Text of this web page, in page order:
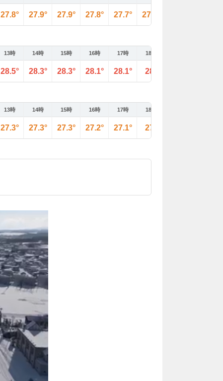
27.8° 27.9° 27.9° 27.8° 27.7° 27.7°
13時
28.5°
14時
28.3°
15時
28.3°
16時
28.1°
17時
28.1°
18時
28°
13時
27.3°
14時
27.3°
15時
27.3°
16時
27.2°
17時
27.1°
18時
27°